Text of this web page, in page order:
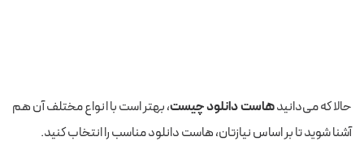
حالا که می‌دانیدهاست دانلود چیست، بهتر است با انواع مختلف آن هم
آشنا شوید تا بر اساس نیازتان، هاست دانلود مناسب را انتخاب کنید.